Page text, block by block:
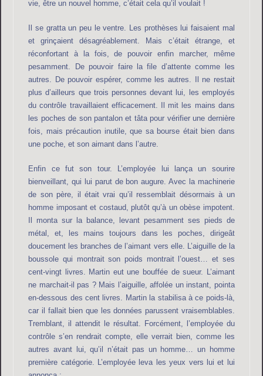
vie, être un nouvel homme, c’était cela qu’il voulait !
Il se gratta un peu le ventre. Les prothèses lui faisaient mal
et grinçaient désagréablement. Mais c’était étrange, et
réconfortant à la fois, de pouvoir enfin marcher, même
pesamment. De pouvoir faire la file d’attente comme les
autres. De pouvoir espérer, comme les autres. Il ne restait
plus d’ailleurs que trois personnes devant lui, les employés
du contrôle travaillaient efficacement. Il mit les mains dans
les poches de son pantalon et tâta pour vérifier une dernière
fois, mais précaution inutile, que sa bourse était bien dans
une poche, et son aimant dans l’autre.
Enfin ce fut son tour. L’employée lui lança un sourire
bienveillant, qui lui parut de bon augure. Avec la machinerie
de son père, il était vrai qu’il ressemblait désormais à un
homme imposant et costaud, plutôt qu’à un obèse impotent.
Il monta sur la balance, levant pesamment ses pieds de
métal, et, les mains toujours dans les poches, dirigeât
doucement les branches de l’aimant vers elle. L’aiguille de la
boussole qui montrait son poids montrait l’ouest… et ses
cent-vingt livres. Martin eut une bouffée de sueur. L’aimant
ne marchait-il pas ? Mais l’aiguille, affolée un instant, pointa
en-dessous des cent livres. Martin la stabilisa à ce poids-là,
car il fallait bien que les données parussent vraisemblables.
Tremblant, il attendit le résultat. Forcément, l’employée du
contrôle s’en rendrait compte, elle verrait bien, comme les
autres avant lui, qu’il n’était pas un homme… un homme
première catégorie. L’employée leva les yeux vers lui et lui